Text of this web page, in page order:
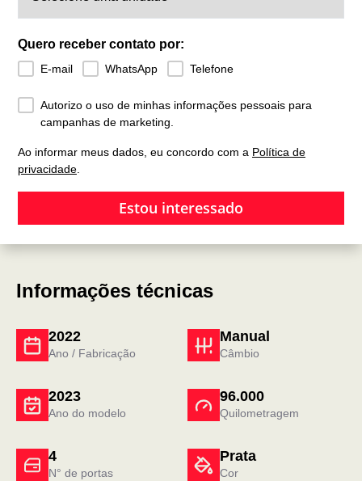
Quero receber contato por:
E-mail WhatsApp Telefone
Autorizo o uso de minhas informações pessoais para
campanhas de marketing.
Ao informar meus dados, eu concordo com a Política de
privacidade.
Estou interessado
Informações técnicas
2022
Ano / Fabricação
Manual
Câmbio
4
N° de portas
Prata
Cor
2023
Ano do modelo
96.000
Quilometragem